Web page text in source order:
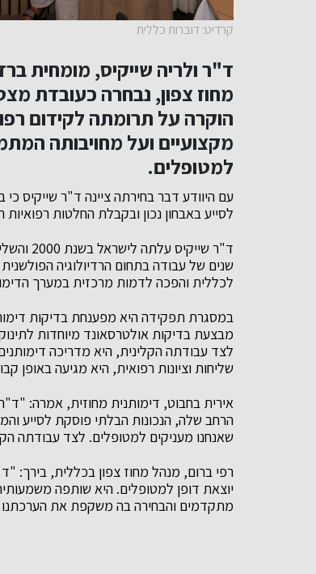
קרדיט: דוברות כללית
ד"ר ולריה שייקיס, מומחית
הוקרה על תרומתה לקידום
מקצועיים ועל מחויבותה
למטופלים.
עם היוודע דבר בחירתה ציינה ד"ר שייקיס כי
לסייע באבחון נכון ובקבלת החלטות רפואיות
ד"ר
לכללית והפכה לדמות מרכזית במערך
מבצעת בדיקות אולטרסאונד מיוחדות
לצד עבודתה הקלינית, היא מדריכה
שליחות וציונות רפואית, היא מגיעה באופן
אירית בחבוט, דימותנית מחוזית, אמרה: "ד"ר
הרחב שלה, הנכונות הבלתי פוסקת לסייע
שאנחנו מעניקים למטופלים. לצד עבודתה
רפי ברום, מנהל מחוז צפון בכללית, בירך:
יוצאת דופן למטופלים. היא שותפה
מתקדמים והבחירה בה משקפת את הערכתנו